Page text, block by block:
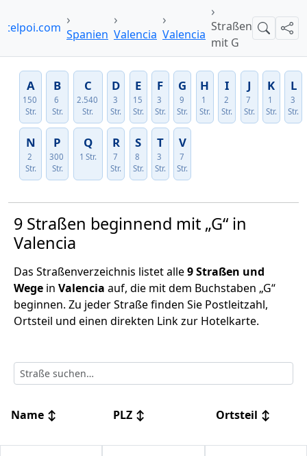
Spanien Valencia Valencia
Straßen
mit G
Suche
A
150
Str.
B
6
Str.
C
2.540
Str.
D
3
Str.
E
15
Str.
F
3
Str.
G
9
Str.
H
1
Str.
I
2
Str.
J
7
Str.
K
1
Str.
L
3
Str.
N
2
Str.
P
300
Str.
Q
1 Str.
R
7
Str.
S
8
Str.
T
3
Str.
V
7
Str.
9 Straßen beginnend mit „G“ in
Valencia
Das Straßenverzeichnis listet alle9 Straßen und
Wege in Valencia auf, die mit dem Buchstaben „G“
beginnen. Zu jeder Straße finden Sie Postleitzahl,
Ortsteil und einen direkten Link zur Hotelkarte.
Name ↕ PLZ ↕ Ortsteil ↕